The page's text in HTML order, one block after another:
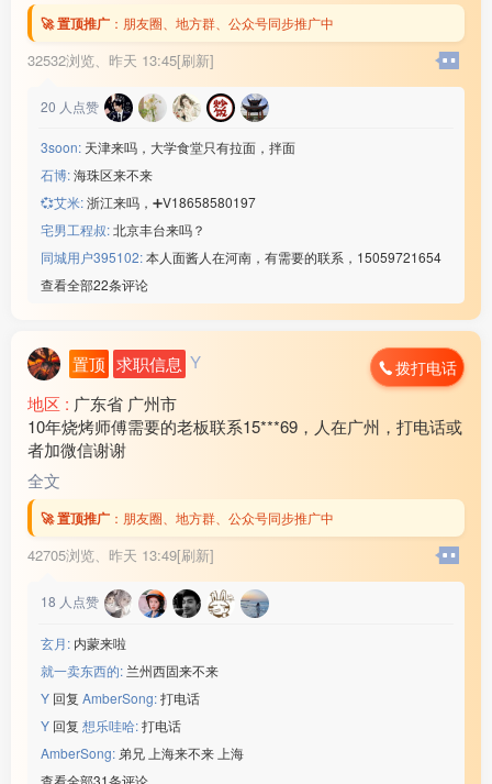
🚀 置顶推广 ： 朋友圈、地方群、公众号同步推广中
32532浏览、 昨天 13:45[刷新]
20 人点赞
3soon: 天津来吗，大学食堂只有拉面，拌面
石博:海珠区来不来
💞艾米:浙江来吗，➕V18658580197
宅男工程叔:北京丰台来吗？
同城用户395102:本人面酱人在河南，有需要的联系，15059721654
查看全部22条评论
置顶 求职信息 Y 拨打电话
地区 : 广东省 广州市
10年烧烤师傅需要的老板联系15***69，人在广州，打电话或
者加微信谢谢
全文
🚀 置顶推广 ： 朋友圈、地方群、公众号同步推广中
42705浏览、 昨天 13:49[刷新]
18 人点赞
玄月: 内蒙来啦
就一卖东西的: 兰州西固来不来
Y 回复 AmberSong:打电话
Y 回复 想乐哇哈:打电话
AmberSong: 弟兄 上海来不来 上海